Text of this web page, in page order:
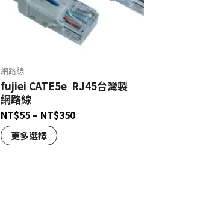
網路線
fujiei CATE5e RJ45台灣製
網路線
NT$55– NT$350
更多選擇